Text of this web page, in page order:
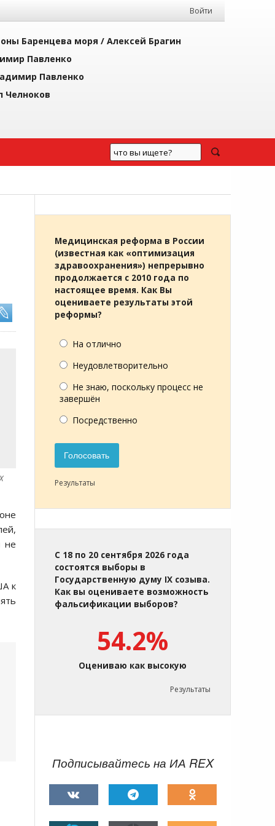
Войти
Баренцева моря / Алексей Брагин
Павленко
Павленко
Челноков
не
к
Медицинская реформа в России
(известная как «оптимизация
здравоохранения») непрерывно
продолжается с 2010 года по
настоящее время. Как Вы
оцениваете результаты этой
реформы?
На отлично
Неудовлетворительно
Не знаю, поскольку процесс не
завершён
Посредственно
Голосовать
Результаты
С 18 по 20 сентября 2026 года
состоятся выборы в
Государственную думу IX созыва.
Как вы оцениваете возможность
фальсификации выборов?
54.2%
Оцениваю как высокую
Результаты
Подписывайтесь на ИА REX